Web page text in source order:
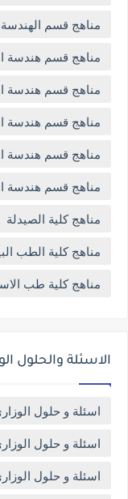
مناهج قسم الهندسة
مناهج قسم هندسة
مناهج قسم هندسة
مناهج قسم هندسة
مناهج قسم هندسة
مناهج قسم هندسة
مناهج كلية الصيدلة
مناهج كلية الطب
مناهج كلية طب
الاسئلة والحلول الوزارية 2022
اسئلة و حلول الوزاري
اسئلة و حلول الوزاري
اسئلة و حلول الوزاري